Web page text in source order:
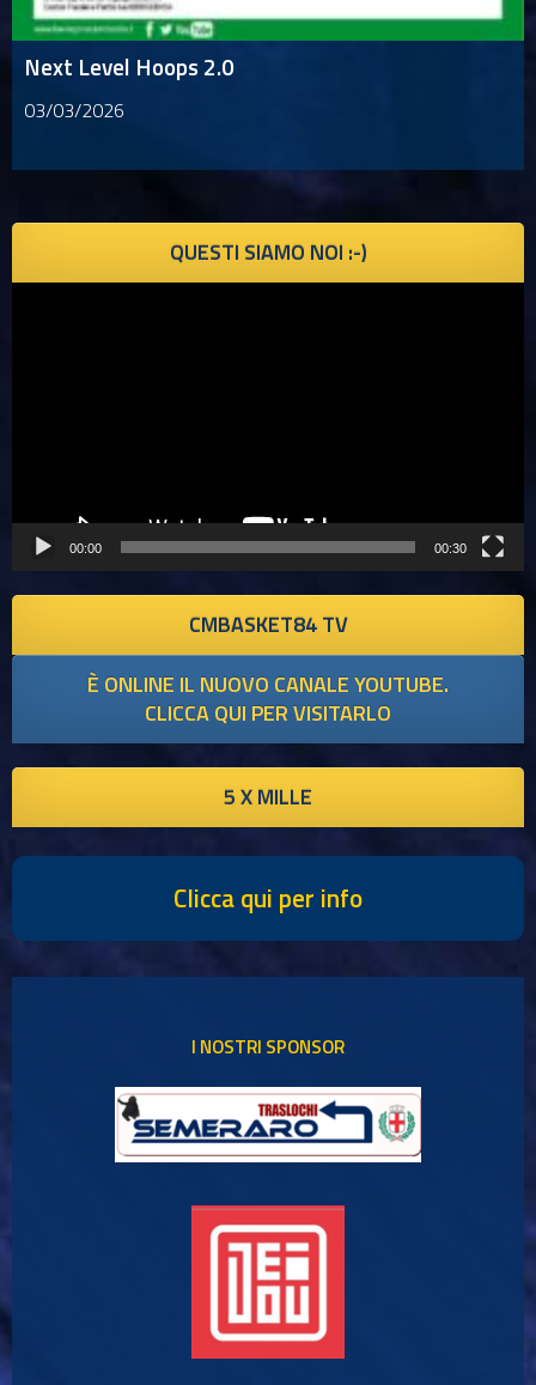
Next Level Hoops 2.0
03/03/2026
QUESTI SIAMO NOI :-)
00:00 00:30
CMBASKET84 TV
È ONLINE IL NUOVO CANALE YOUTUBE.
CLICCA QUI PER VISITARLO
5 X MILLE
Clicca qui per info
I NOSTRI SPONSOR